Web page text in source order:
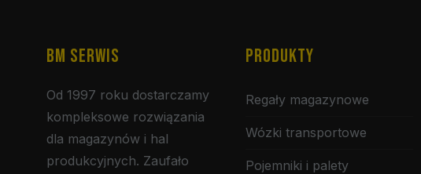
BM SERWIS
Od 1997 roku dostarczamy
kompleksowe rozwiązania
dla magazynów i hal
produkcyjnych. Zaufało
PRODUKTY
Regały magazynowe
Wózki transportowe
Pojemniki i palety